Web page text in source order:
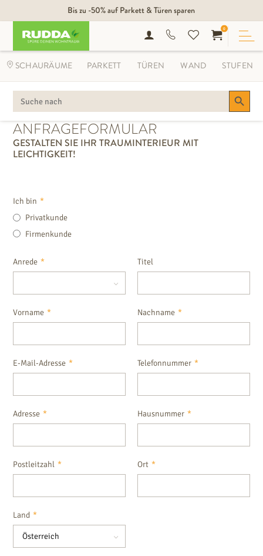
Bis zu -50% auf Parkett & Türen sparen
SEARCH
FOR:
Search Button
0
SCHAURÄUME PARKETT TÜREN WAND STUFEN
ANFRAGEFORMULAR
GESTALTEN SIE IHR TRAUMINTERIEUR MIT
LEICHTIGKEIT!
Ich bin *
Privatkunde
Firmenkunde
Anrede * Titel
Vorname * Nachname *
E-Mail-Adresse * Telefonnummer *
Adresse * Hausnummer *
Postleitzahl * Ort *
Land *